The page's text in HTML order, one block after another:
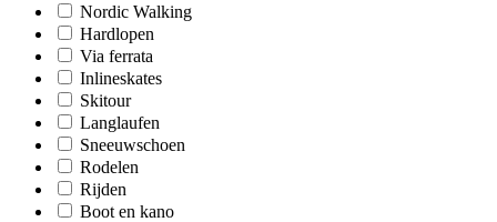
Nordic Walking
Hardlopen
Via ferrata
Inlineskates
Skitour
Langlaufen
Sneeuwschoen
Rodelen
Rijden
Boot en kano